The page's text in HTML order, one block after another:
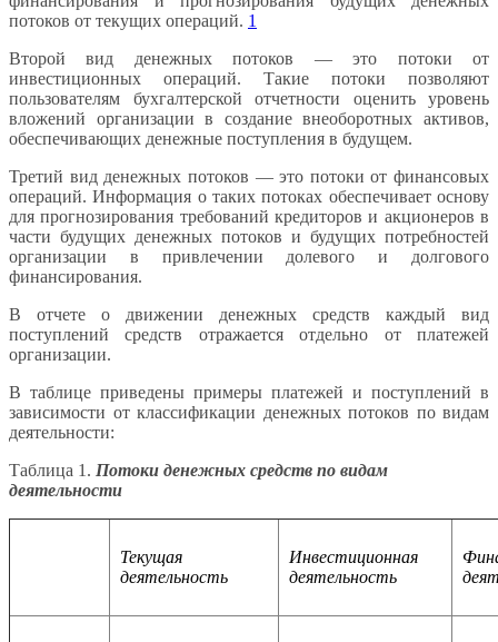
потоков от текущих операций. 1
Второй вид денежных потоков — это потоки от
инвестиционных операций. Такие потоки позволяют
пользователям бухгалтерской отчетности оценить уровень
вложений организации в создание внеоборотных активов,
обеспечивающих денежные поступления в будущем.
Третий вид денежных потоков — это потоки от финансовых
операций. Информация о таких потоках обеспечивает основу
для прогнозирования требований кредиторов и акционеров в
части будущих денежных потоков и будущих потребностей
организации в привлечении долевого и долгового
финансирования.
В отчете о движении денежных средств каждый вид
поступлений средств отражается отдельно от платежей
организации.
В таблице приведены примеры платежей и поступлений в
зависимости от классификации денежных потоков по видам
деятельности:
Таблица 1. Потоки денежных средств по видам
деятельности
Текущая
деятельность
Инвестиционная
деятельность